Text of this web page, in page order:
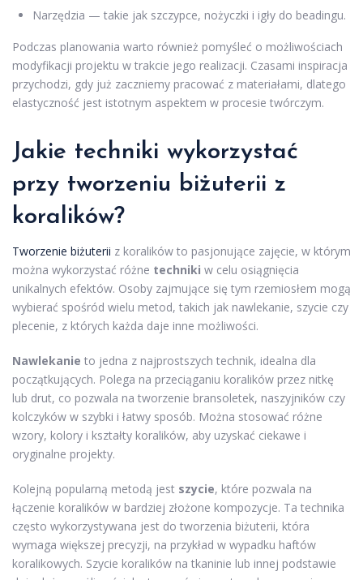
Narzędzia — takie jak szczypce, nożyczki i igły do beadingu.
Podczas planowania warto również pomyśleć o możliwościach
modyfikacji projektu w trakcie jego realizacji. Czasami inspiracja
przychodzi, gdy już zaczniemy pracować z materiałami, dlatego
elastyczność jest istotnym aspektem w procesie twórczym.
Jakie techniki wykorzystać
przy tworzeniu biżuterii z
koralików?
Tworzenie biżuterii z koralików to pasjonujące zajęcie, w którym
można wykorzystać różne techniki w celu osiągnięcia
unikalnych efektów. Osoby zajmujące się tym rzemiosłem mogą
wybierać spośród wielu metod, takich jak nawlekanie, szycie czy
plecenie, z których każda daje inne możliwości.
Nawlekanie to jedna z najprostszych technik, idealna dla
początkujących. Polega na przeciąganiu koralików przez nitkę
lub drut, co pozwala na tworzenie bransoletek, naszyjników czy
kolczyków w szybki i łatwy sposób. Można stosować różne
wzory, kolory i kształty koralików, aby uzyskać ciekawe i
oryginalne projekty.
Kolejną popularną metodą jest szycie, które pozwala na
łączenie koralików w bardziej złożone kompozycje. Ta technika
często wykorzystywana jest do tworzenia biżuterii, która
wymaga większej precyzji, na przykład w wypadku haftów
koralikowych. Szycie koralików na tkaninie lub innej podstawie